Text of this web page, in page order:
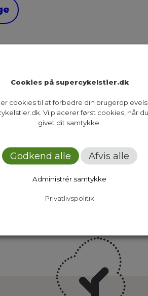
Presse
Dokumenter
Cookies på supercykelstier.dk
cookies til at forbedre din
Vi placerer først cookies, når
givet dit samtykke.
Godkend alle Afvis alle
Administrér samtykke
Privatlivspolitik